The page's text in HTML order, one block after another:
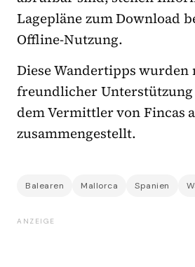
Lagepläne zum Download
Offline-Nutzung.
Diese Wandertipps wurden
freundlicher
demVermittler von Fincas
zusammengestellt.
Balearen Mallorca Spanien
ANZEIGE